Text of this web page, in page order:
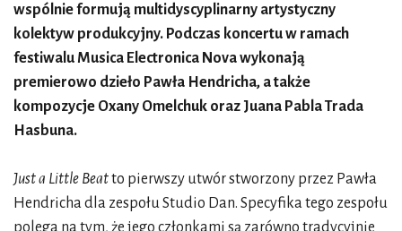
wspólnie formują multidyscyplinarny artystyczny
kolektyw produkcyjny. Podczas koncertu w ramach
festiwalu Musica Electronica Nova wykonają
premierowo dzieło Pawła Hendricha, a także
kompozycje Oxany Omelchuk oraz Juana Pabla Trada
Hasbuna.
Just a Little Beatto pierwszy utwór stworzony przez Pawła
Hendricha dla zespołu Studio Dan. Specyfika tego zespołu
polega na tym, że jego członkami są zarówno tradycyjnie